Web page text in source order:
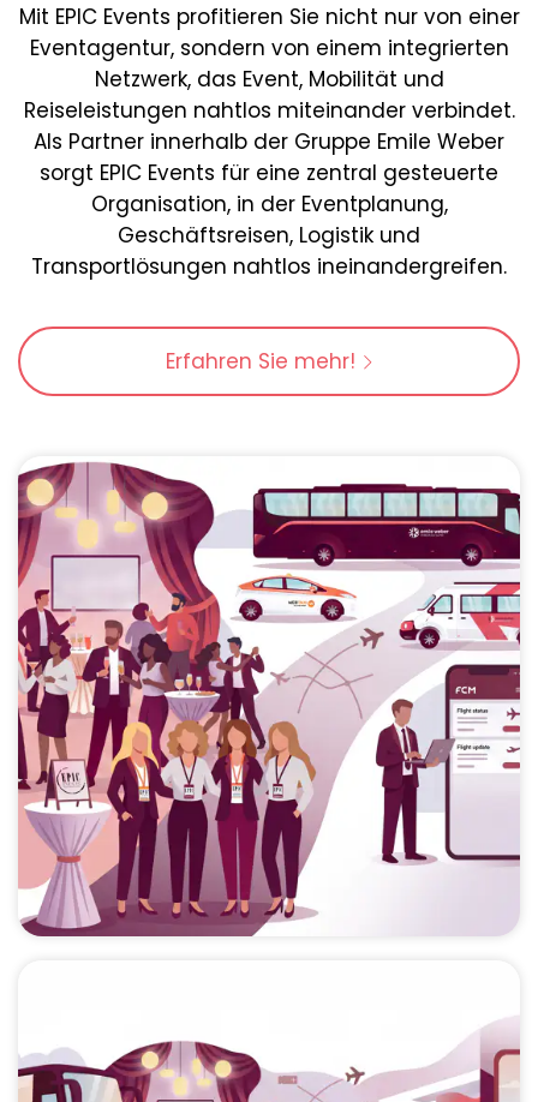
Mit EPIC Events profitieren Sie nicht nur von einer
Eventagentur, sondern von einem integrierten
Netzwerk, das Event, Mobilität und
Reiseleistungen nahtlos miteinander verbindet.
Als Partner innerhalb der Gruppe Emile Weber
sorgt EPIC Events für eine zentral gesteuerte
Organisation, in der Eventplanung,
Geschäftsreisen, Logistik und
Transportlösungen nahtlos ineinandergreifen.
Erfahren Sie mehr!